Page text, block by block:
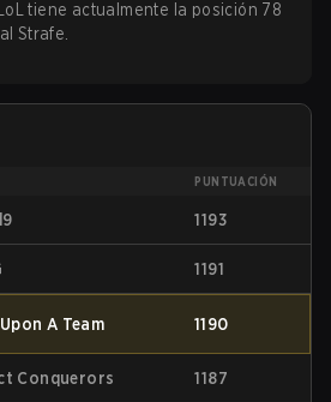
tiene actualmente la posición 78
Strafe.
PUNTUACIÓN
1193
1191
A Team 1190
Conquerors 1187